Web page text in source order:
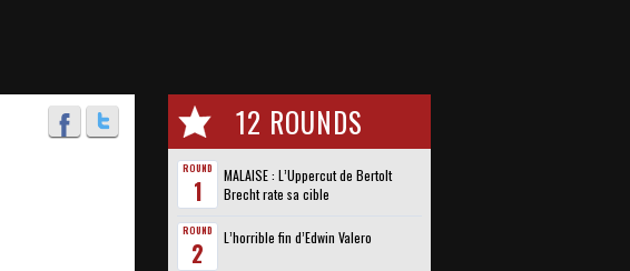
12 ROUNDS
ROUND
1
MALAISE : L’Uppercut de Bertolt
Brecht rate sa cible
ROUND
2 L’horrible fin d’Edwin Valero